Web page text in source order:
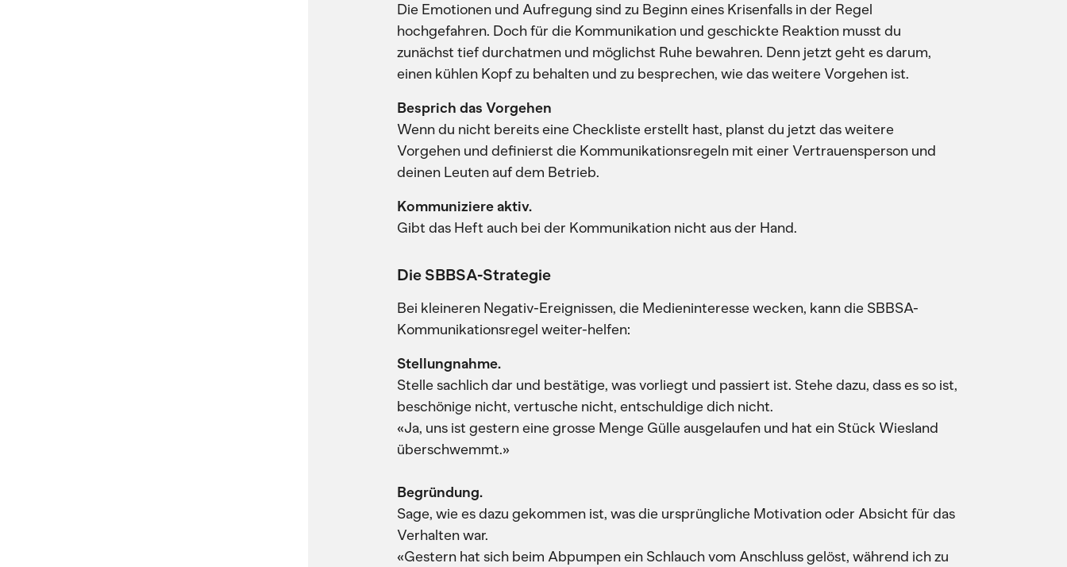
Die Emotionen und Aufregung sind zu Beginn eines Krisenfalls in der Regel
hochgefahren. Doch für die Kommunikation und geschickte Reaktion musst du
zunächst tief durchatmen und möglichst Ruhe bewahren. Denn jetzt geht es darum,
einen kühlen Kopf zu behalten und zu besprechen, wie das weitere Vorgehen ist.
Besprich das Vorgehen
Wenn du nicht bereits eine Checkliste erstellt hast, planst du jetzt das weitere
Vorgehen und definierst die Kommunikationsregeln mit einer Vertrauensperson und
deinen Leuten auf dem Betrieb.
Kommuniziere aktiv.
Gibt das Heft auch bei der Kommunikation nicht aus der Hand.
Die SBBSA-Strategie
Bei kleineren Negativ-Ereignissen, die Medieninteresse wecken, kann die SBBSA-
Kommunikationsregel weiter-helfen:
Stellungnahme.
Stelle sachlich dar und bestätige, was vorliegt und passiert ist. Stehe dazu, dass es so ist,
beschönige nicht, vertusche nicht, entschuldige dich nicht.
«Ja, uns ist gestern eine grosse Menge Gülle ausgelaufen und hat ein Stück Wiesland
überschwemmt.»
Begründung.
Sage, wie es dazu gekommen ist, was die ursprüngliche Motivation oder Absicht für das
Verhalten war.
«Gestern hat sich beim Abpumpen ein Schlauch vom Anschluss gelöst, während ich zu